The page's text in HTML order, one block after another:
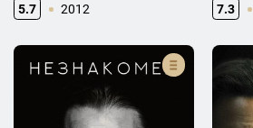
5.7 2012 7.3